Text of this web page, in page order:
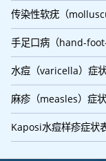
传染性软疣（
手足口病（hand-
水痘（varicella）症
麻疹（measles）症
Kaposi水痘样疹症状